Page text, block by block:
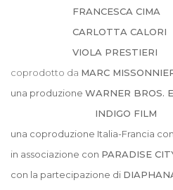
FRANCESCA CIMA
CARLOTTA CALORI
VIOLA PRESTIERI
coprodotto da MARC
una produzione WARNER BROS.
INDIGO FILM
una coproduzione Italia-Francia con
in associazione con PARADISE
con la partecipazione di